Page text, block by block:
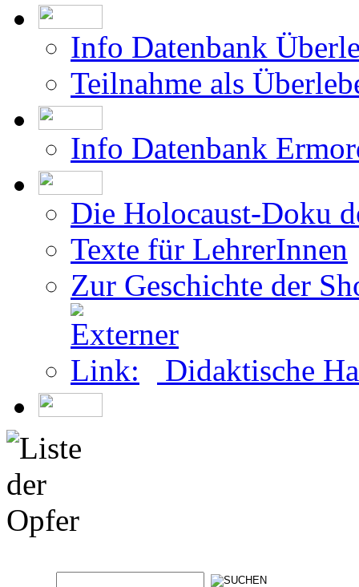
Info Datenbank
Teilnahme als
Info Datenbank
Die Holocaust-Doku
Texte für LehrerInnen
Zur Geschichte der
Didaktische